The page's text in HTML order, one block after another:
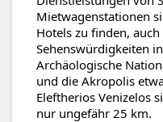
Mietwagenstationen
Hotels zu finden,
Sehenswürdigkeiten
Archäologische
und die Akropolis
Eleftherios Venizelos
nur ungefähr 25 km.